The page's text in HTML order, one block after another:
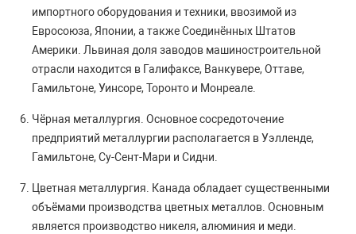
импортного оборудования и техники, ввозимой из
Евросоюза, Японии, а также Соединённых Штатов
Америки. Львиная доля заводов машиностроительной
отрасли находится в Галифаксе, Ванкувере, Оттаве,
Гамильтоне, Уинсоре, Торонто и Монреале.
Чёрная металлургия. Основное сосредоточение
предприятий металлургии располагается в Уэлленде,
Гамильтоне, Су-Сент-Мари и Сидни.
Цветная металлургия. Канада обладает существенными
объёмами производства цветных металлов. Основным
является производство никеля, алюминия и меди.